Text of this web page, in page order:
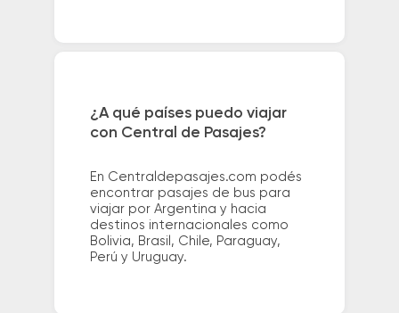
¿A qué países puedo viajar
con Central de Pasajes?
En Centraldepasajes.com podés
encontrar pasajes de bus para
viajar por Argentina y hacia
destinos internacionales como
Bolivia, Brasil, Chile, Paraguay,
Perú y Uruguay.